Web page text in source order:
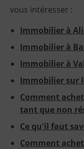
vous intéresser :
Immobilier à
Immobilier à
Immobilier à
Immobilier sur
Comment
tant que non
Ce qu'il faut
Comment